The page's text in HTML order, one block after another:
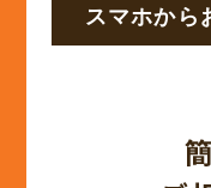
スマホから